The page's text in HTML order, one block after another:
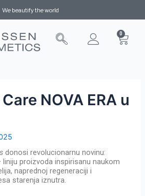
We beautify the world
0
NOVA ERA u
donosi revolucionarnu novinu:
liniju proizvoda inspirisanu naukom
naprednoj regeneraciji i
starenja iznutra.